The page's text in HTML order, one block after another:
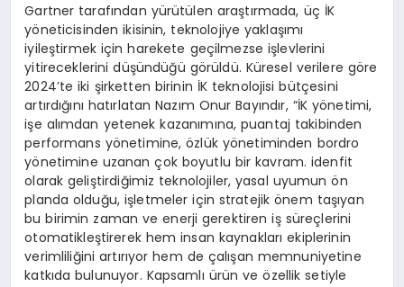
Gartner tarafından yürütülen araştırmada, üç İK
yöneticisinden ikisinin, teknolojiye yaklaşımı
iyileştirmek için harekete geçilmezse işlevlerini
yitireceklerini düşündüğü görüldü. Küresel verilere göre
2024’te iki şirketten birinin İK teknolojisi bütçesini
artırdığını hatırlatan Nazım Onur Bayındır, “İK yönetimi,
işe alımdan yetenek kazanımına, puantaj takibinden
performans yönetimine, özlük yönetiminden bordro
yönetimine uzanan çok boyutlu bir kavram. idenfit
olarak geliştirdiğimiz teknolojiler, yasal uyumun ön
planda olduğu, işletmeler için stratejik önem taşıyan
bu birimin zaman ve enerji gerektiren iş süreçlerini
otomatikleştirerek hem insan kaynakları ekiplerinin
verimliliğini artırıyor hem de çalışan memnuniyetine
katkıda bulunuyor. Kapsamlı ürün ve özellik setiyle